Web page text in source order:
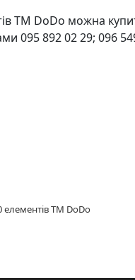
ТМ DoDo можна
095 892 02 29; 096
елементів ТМ DoDo